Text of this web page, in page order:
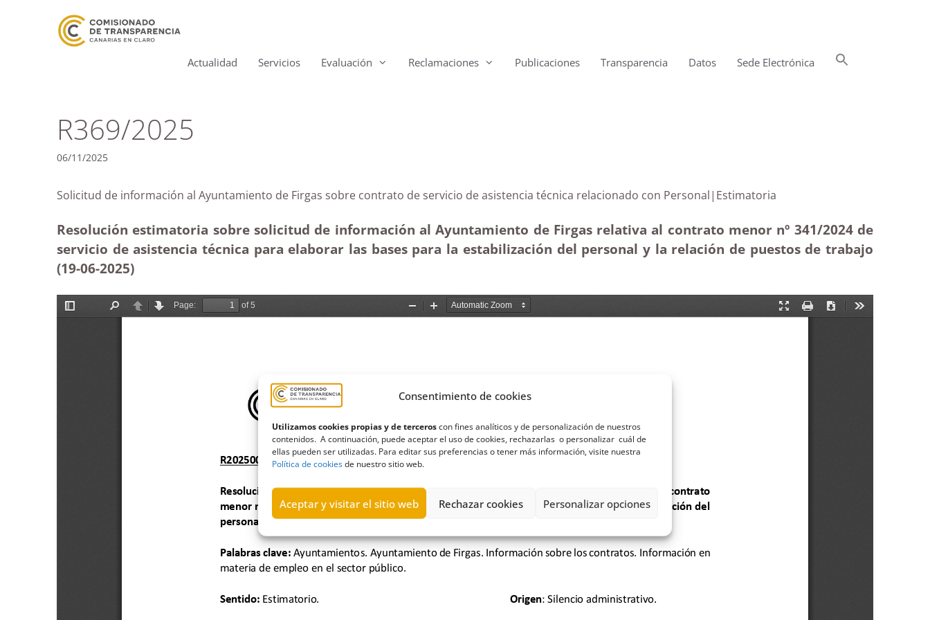
Consentimiento de cookies
Utilizamos cookies propias y de terceroscon fines analíticos y de personalización de nuestros
contenidos. A continuación, puede aceptar el uso de cookies, rechazarlas o personalizar cuál de
ellas pueden ser utilizadas. Para editar sus preferencias o tener más información, visite nuestra
Política de cookiesde nuestro sitio web.
Aceptar y visitar el sitio web Rechazar cookies Personalizar opciones
Actualidad Servicios Evaluación Reclamaciones Publicaciones Transparencia Datos Sede Electrónica
R369/2025
06/11/2025
Solicitud de información al Ayuntamiento de Firgas sobre contrato de servicio de asistencia técnica relacionado con Personal|Estimatoria
Resolución estimatoria sobre solicitud de información al Ayuntamiento de Firgas relativa al contrato menor nº 341/2024 de
servicio de asistencia técnica para elaborar las bases para la estabilización del personal y la relación de puestos de trabajo
(19-06-2025)